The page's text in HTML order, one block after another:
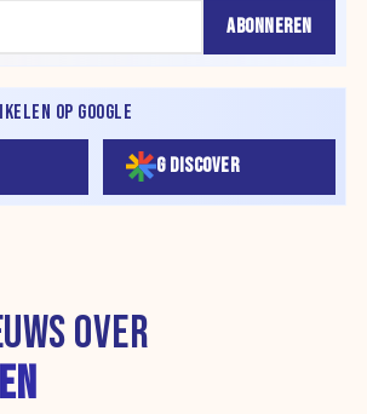
ABONNEREN
OP GOOGLE
G DISCOVER
OVER